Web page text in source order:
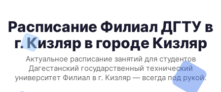
Расписание Филиал ДГТУ в
г. Кизляр в городе Кизляр
Актуальное расписание занятий для студентов
Дагестанский государственный технический
университет Филиал в г. Кизляр — всегда под рукой.